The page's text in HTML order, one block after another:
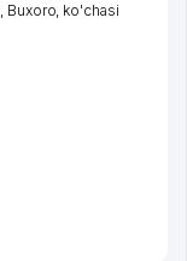
, Buxoro, ko'chasi